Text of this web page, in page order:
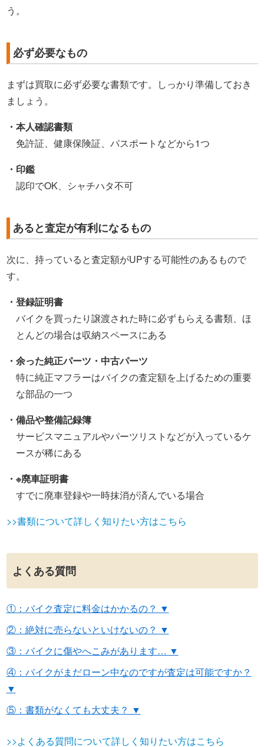
う。
必ず必要なもの
まずは買取に必ず必要な書類です。しっかり準備しておき
ましょう。
・本人確認書類
免許証、健康保険証、パスポートなどから1つ
・印鑑
認印でOK、シャチハタ不可
あると査定が有利になるもの
次に、持っていると査定額がUPする可能性のあるもので
す。
・登録証明書
バイクを買ったり譲渡された時に必ずもらえる書類、ほ
とんどの場合は収納スペースにある
・余った純正パーツ・中古パーツ
特に純正マフラーはバイクの査定額を上げるための重要
な部品の一つ
・備品や整備記録簿
サービスマニュアルやパーツリストなどが入っているケ
ースが稀にある
・※廃車証明書
すでに廃車登録や一時抹消が済んでいる場合
>>書類について詳しく知りたい方はこちら
よくある質問
①：バイク査定に料金はかかるの？ ▼
②：絶対に売らないといけないの？ ▼
③：バイクに傷やへこみがあります… ▼
④：バイクがまだローン中なのですが査定は可能ですか？
▼
⑤：書類がなくても大丈夫？ ▼
>>よくある質問について詳しく知りたい方はこちら